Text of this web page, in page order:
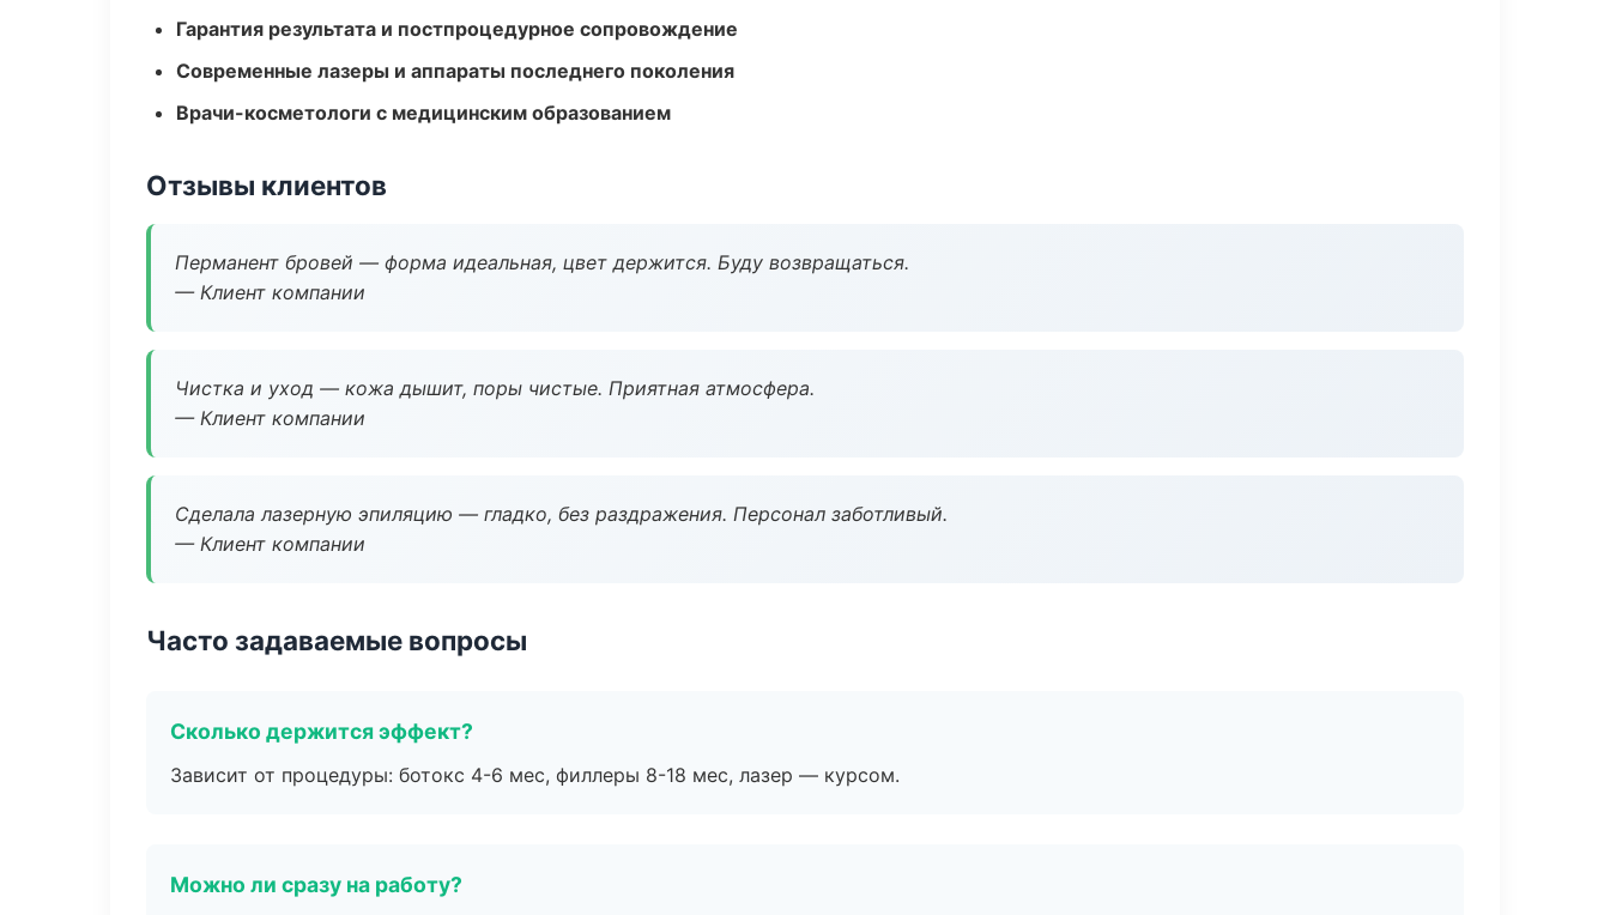
Гарантия результата и постпроцедурное сопровождение
Современные лазеры и аппараты последнего поколения
Врачи-косметологи с медицинским образованием
Отзывы клиентов
Перманент бровей — форма идеальная, цвет держится. Буду возвращаться.
— Клиент компании
Чистка и уход — кожа дышит, поры чистые. Приятная атмосфера.
— Клиент компании
Сделала лазерную эпиляцию — гладко, без раздражения. Персонал заботливый.
— Клиент компании
Часто задаваемые вопросы
Сколько держится эффект?
Зависит от процедуры: ботокс 4-6 мес, филлеры 8-18 мес, лазер — курсом.
Можно ли сразу на работу?